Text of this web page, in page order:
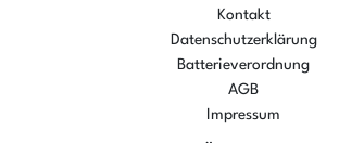
Kontakt
Datenschutzerklärung
Batterieverordnung
AGB
Impressum